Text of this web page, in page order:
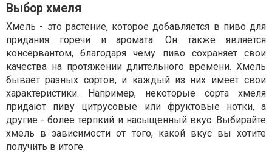
Выбор хмеля
Хмель - это растение, которое добавляется в пиво для
придания горечи и аромата. Он также является
консервантом, благодаря чему пиво сохраняет свои
качества на протяжении длительного времени. Хмель
бывает разных сортов, и каждый из них имеет свои
характеристики. Например, некоторые сорта хмеля
придают пиву цитрусовые или фруктовые нотки, а
другие - более терпкий и насыщенный вкус. Выбирайте
хмель в зависимости от того, какой вкус вы хотите
получить в итоге.